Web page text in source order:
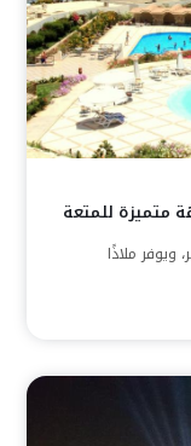
متميزة للمتعة
ملاذًا